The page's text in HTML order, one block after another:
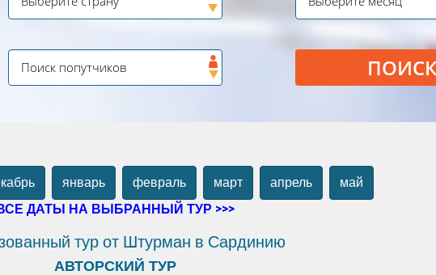
ПОИСК
январь февраль март апрель
май
ДАТЫ НА ВЫБРАННЫЙ ТУР >>>
тур от Штурман в Сардинию
АВТОРСКИЙ ТУР